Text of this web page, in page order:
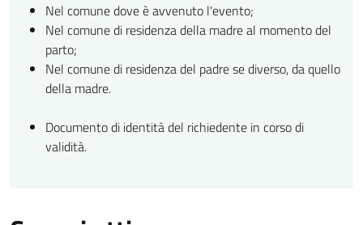
Nel comune dove è avvenuto l'evento;
Nel comune di residenza della madre al momento del
parto;
Nel comune di residenza del padre se diverso, da quello
della madre.
Documento di identità del richiedente in corso di
validità.